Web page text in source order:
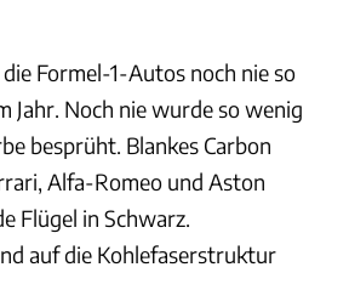
Formel-1-Autos noch nie so
Jahr. Noch nie wurde so wenig
besprüht. Blankes Carbon
Alfa-Romeo und Aston
Flügel in Schwarz.
auf die Kohlefaserstruktur